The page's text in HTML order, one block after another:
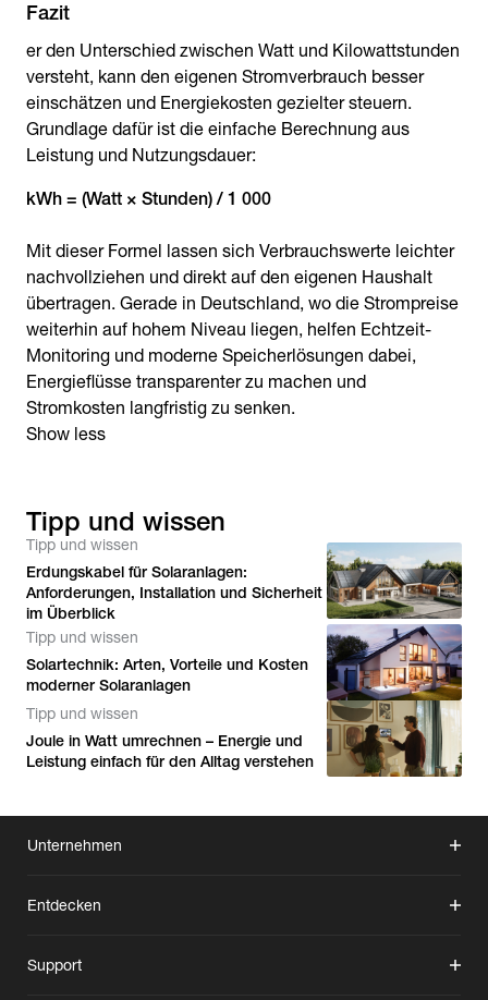
Fazit
er den Unterschied zwischen Watt und Kilowattstunden
versteht, kann den eigenen Stromverbrauch besser
einschätzen und Energiekosten gezielter steuern.
Grundlage dafür ist die einfache Berechnung aus
Leistung und Nutzungsdauer:
kWh = (Watt × Stunden) / 1 000
Mit dieser Formel lassen sich Verbrauchswerte leichter
nachvollziehen und direkt auf den eigenen Haushalt
übertragen. Gerade in Deutschland, wo die Strompreise
weiterhin auf hohem Niveau liegen, helfen Echtzeit-
Monitoring und moderne Speicherlösungen dabei,
Energieflüsse transparenter zu machen und
Stromkosten langfristig zu senken.
Show less
Tipp und wissen
Tipp und wissen
Erdungskabel für Solaranlagen:
Anforderungen, Installation und Sicherheit
im Überblick
Tipp und wissen
Solartechnik: Arten, Vorteile und Kosten
moderner Solaranlagen
Tipp und wissen
Joule in Watt umrechnen – Energie und
Leistung einfach für den Alltag verstehen
Unternehmen
Entdecken
Support